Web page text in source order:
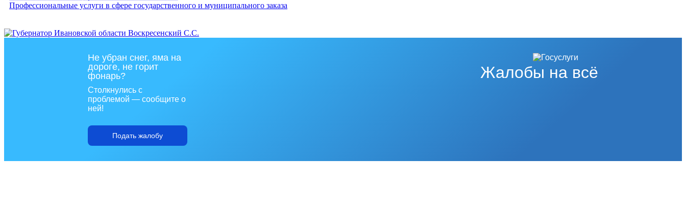
Профессиональные услуги в сфере государственного и муниципального заказа
Жалобы на всё
Не убран снег, яма на
дороге, не горит
фонарь?
Столкнулись с
проблемой — сообщите о
ней!
Подать жалобу